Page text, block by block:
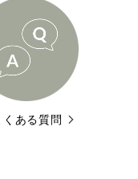
くある質問